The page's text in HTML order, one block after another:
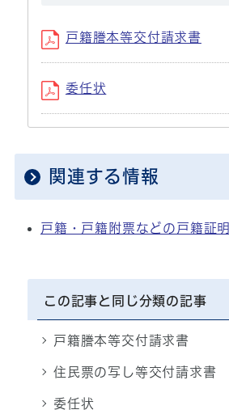
戸籍謄本等交付請求書
委任状
関連する情報
戸籍・戸籍附票などの戸籍証明
この記事と同じ分類の記事
戸籍謄本等交付請求書
住民票の写し等交付請求書
委任状